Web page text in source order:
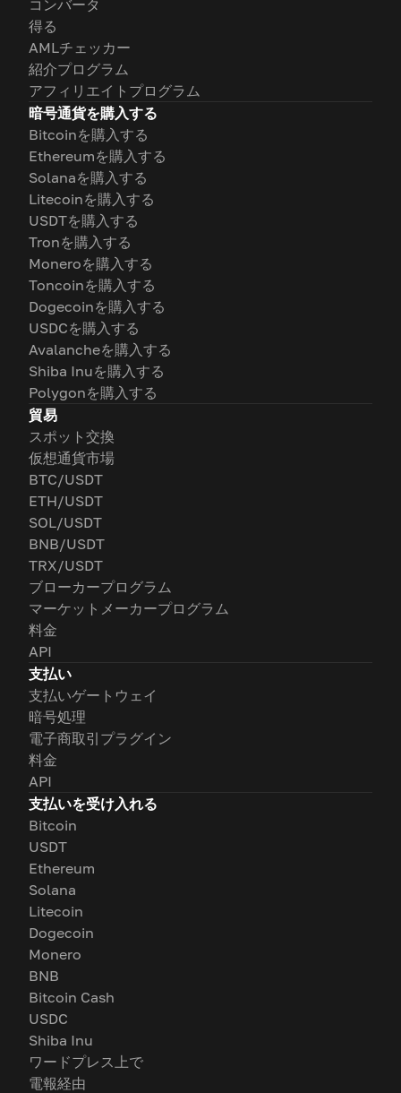
コンバータ
得る
AMLチェッカー
紹介プログラム
アフィリエイトプログラム
暗号通貨を購入する
Bitcoinを購入する
Ethereumを購入する
Solanaを購入する
Litecoinを購入する
USDTを購入する
Tronを購入する
Moneroを購入する
Toncoinを購入する
Dogecoinを購入する
USDCを購入する
Avalancheを購入する
Shiba Inuを購入する
Polygonを購入する
貿易
スポット交換
仮想通貨市場
BTC/USDT
ETH/USDT
SOL/USDT
BNB/USDT
TRX/USDT
ブローカープログラム
マーケットメーカープログラム
料金
API
支払い
支払いゲートウェイ
暗号処理
電子商取引プラグイン
料金
API
支払いを受け入れる
Bitcoin
USDT
Ethereum
Solana
Litecoin
Dogecoin
Monero
BNB
Bitcoin Cash
USDC
Shiba Inu
ワードプレス上で
電報経由